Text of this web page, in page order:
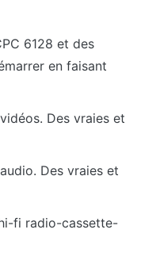
6128 et des
en faisant
Des vraies et
Des vraies et
fi radio-cassette-